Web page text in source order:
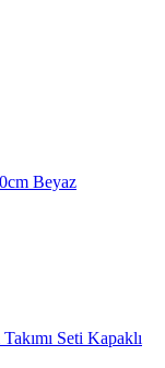
Beyaz
Seti Kapaklı